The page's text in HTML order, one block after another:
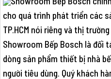
cho quá trình phát triển các
TP.HCM nói riêng và thị
Showroom Bếp Bosch là đối
dòng sản phẩm thiết bị nhà
người tiêu dùng. Quý khách